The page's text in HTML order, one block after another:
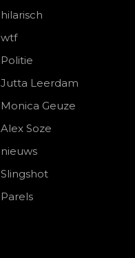
hilarisch
wtf
Politie
Jutta Leerdam
Monica Geuze
Alex Soze
nieuws
Slingshot
Parels